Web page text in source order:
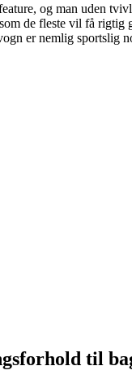
og man uden
de fleste vil få rigtig
er nemlig sportslig
til